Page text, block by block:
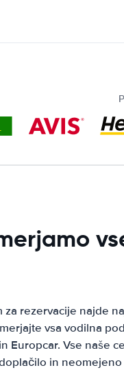
za rezervacije najde
vsa vodilna
Europcar. Vse naše
in